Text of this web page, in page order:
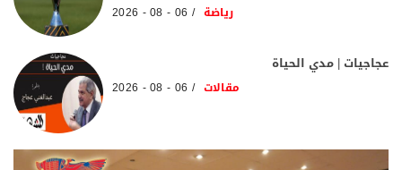
رياضة 06 - 08 - 2026
عجاجيات | مدي الحياة
مقالات 06 - 08 - 2026